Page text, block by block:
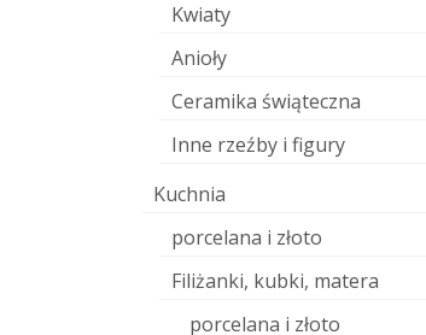
Samobójstwo?
Zeszłam dziś rano do pracowni
celem sfotografowania czterech
nowych prac przed wypałem. Tak
Kwiaty
Anioły
Ceramika świąteczna
Inne rzeźby i figury
Kuchnia
porcelana i złoto
Filiżanki, kubki, matera
porcelana i złoto